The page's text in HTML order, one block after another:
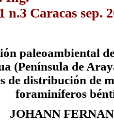
n.3 Caracas sep.
paleoambiental
(Península de
de distribución de
foraminíferos
JOHANN